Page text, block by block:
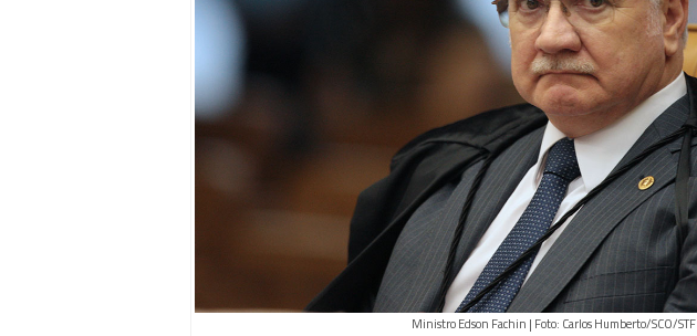
Ministro Edson Fachin | Foto: Carlos Humberto/SCO/STF